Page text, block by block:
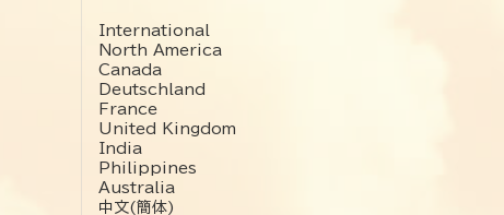
International
North America
Canada
Deutschland
France
United Kingdom
India
Philippines
Australia
中文(簡体)